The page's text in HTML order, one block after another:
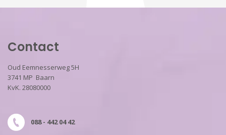
Contact
Oud Eemnesserweg 5H
3741 MP Baarn
KvK. 28080000
088 - 442 04 42